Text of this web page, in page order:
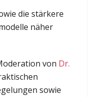
die stärkere
näher
von Dr.
sowie